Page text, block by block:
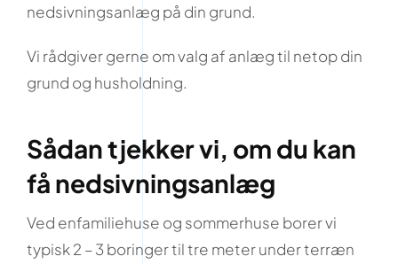
nedsivningsanlæg på din grund.
Vi rådgiver gerne om valg af anlæg til netop din
grund og husholdning.
Sådan tjekker vi, om du kan
få nedsivningsanlæg
Ved enfamiliehuse og sommerhuse borer vi
typisk 2 – 3 boringer til tre meter under terræn